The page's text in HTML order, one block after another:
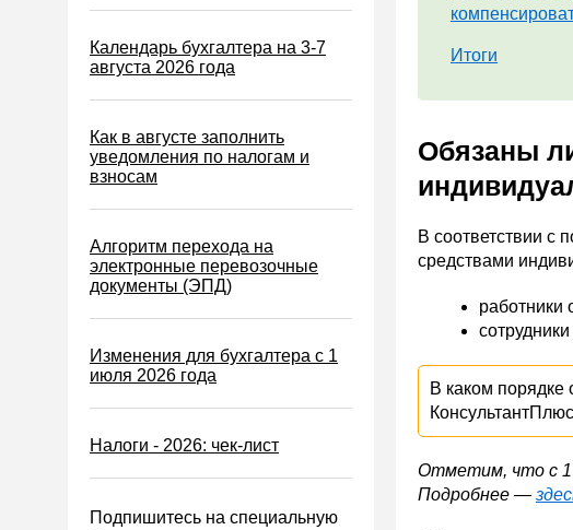
Экологический налог
Налог на игорный бизнес
Акцизы
Возврат и зачет налогов
Налоговые проверки
Статистика
Самозанятые
Банк
Онлайн-кассы ККТ ККМ
деятельности (АХД)
Календарь бухгалтера на 3-7
августа 2026 года
Как в августе заполнить
уведомления по налогам и
взносам
Алгоритм перехода на
электронные перевозочные
документы (ЭПД)
Изменения для бухгалтера с 1
июля 2026 года
Налоги - 2026: чек-лист
Подпишитесь на специальную
Итоги
Обязаны
В соответствии с
средствами
работники
В каком порядке
Отметим, что с 1
Подробнее —